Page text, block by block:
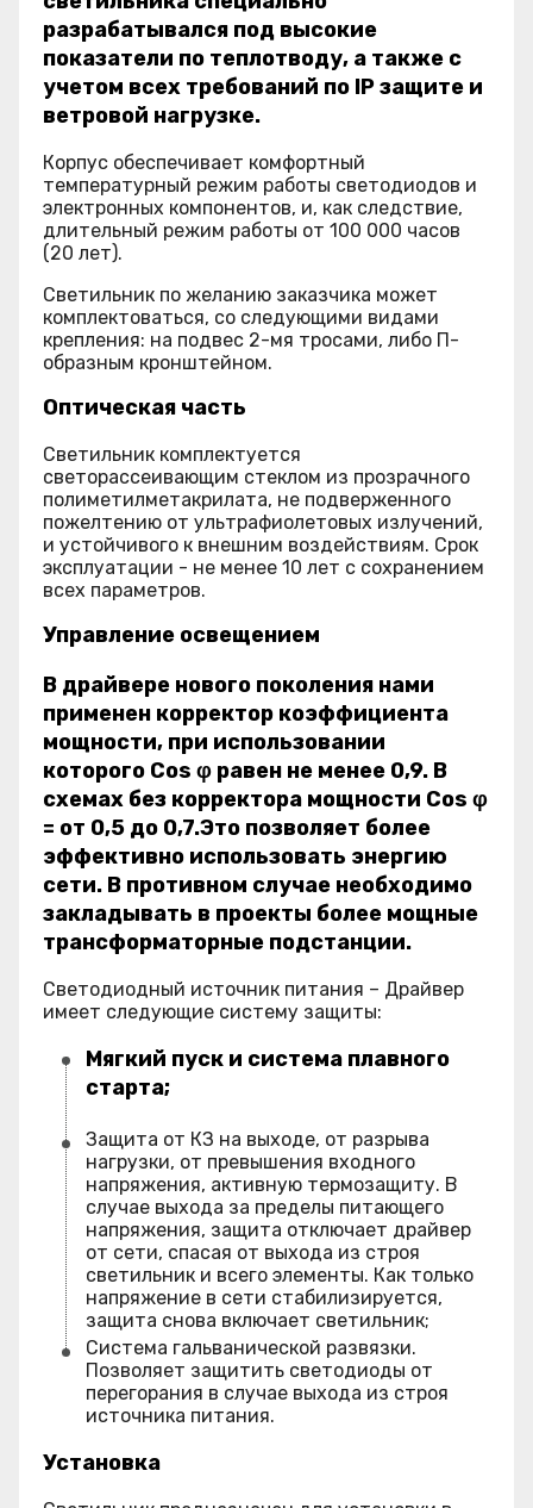
разрабатывался под высокие
показатели по теплотводу, а также с
учетом всех требований по IP защите и
ветровой нагрузке.
Корпус обеспечивает комфортный
температурный режим работы светодиодов и
электронных компонентов, и, как следствие,
длительный режим работы от 100 000 часов
(20 лет).
Светильник по желанию заказчика может
комплектоваться, со следующими видами
крепления: на подвес 2-мя тросами, либо П-
образным кронштейном.
Оптическая часть
Светильник комплектуется
светорассеивающим стеклом из прозрачного
полиметилметакрилата, не подверженного
пожелтению от ультрафиолетовых излучений,
и устойчивого к внешним воздействиям. Срок
эксплуатации - не менее 10 лет с сохранением
всех параметров.
Управление освещением
В драйвере нового поколения нами
применен корректор коэффициента
мощности, при использовании
которого Cos φ равен не менее 0,9. В
схемах без корректора мощности Cos φ
= от 0,5 до 0,7.Это позволяет более
эффективно использовать энергию
сети. В противном случае необходимо
закладывать в проекты более мощные
трансформаторные подстанции.
Светодиодный источник питания – Драйвер
имеет следующие систему защиты:
Мягкий пуск и система плавного
старта;
Защита от КЗ на выходе, от разрыва
нагрузки, от превышения входного
напряжения, активную термозащиту. В
случае выхода за пределы питающего
напряжения, защита отключает драйвер
от сети, спасая от выхода из строя
светильник и всего элементы. Как только
напряжение в сети стабилизируется,
защита снова включает светильник;
Система гальванической развязки.
Позволяет защитить светодиоды от
перегорания в случае выхода из строя
источника питания.
Установка